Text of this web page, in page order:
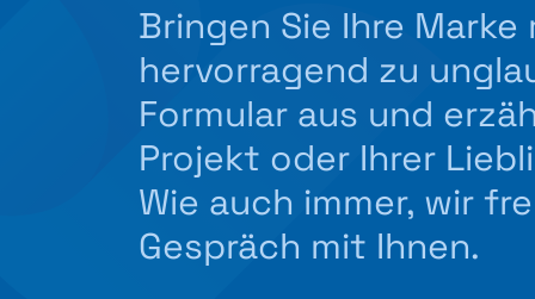
Bringen Sie Ihre
hervorragend zu
Formular aus und
Projekt oder Ihrer
Wie auch immer, wir
Gespräch mit Ihnen.